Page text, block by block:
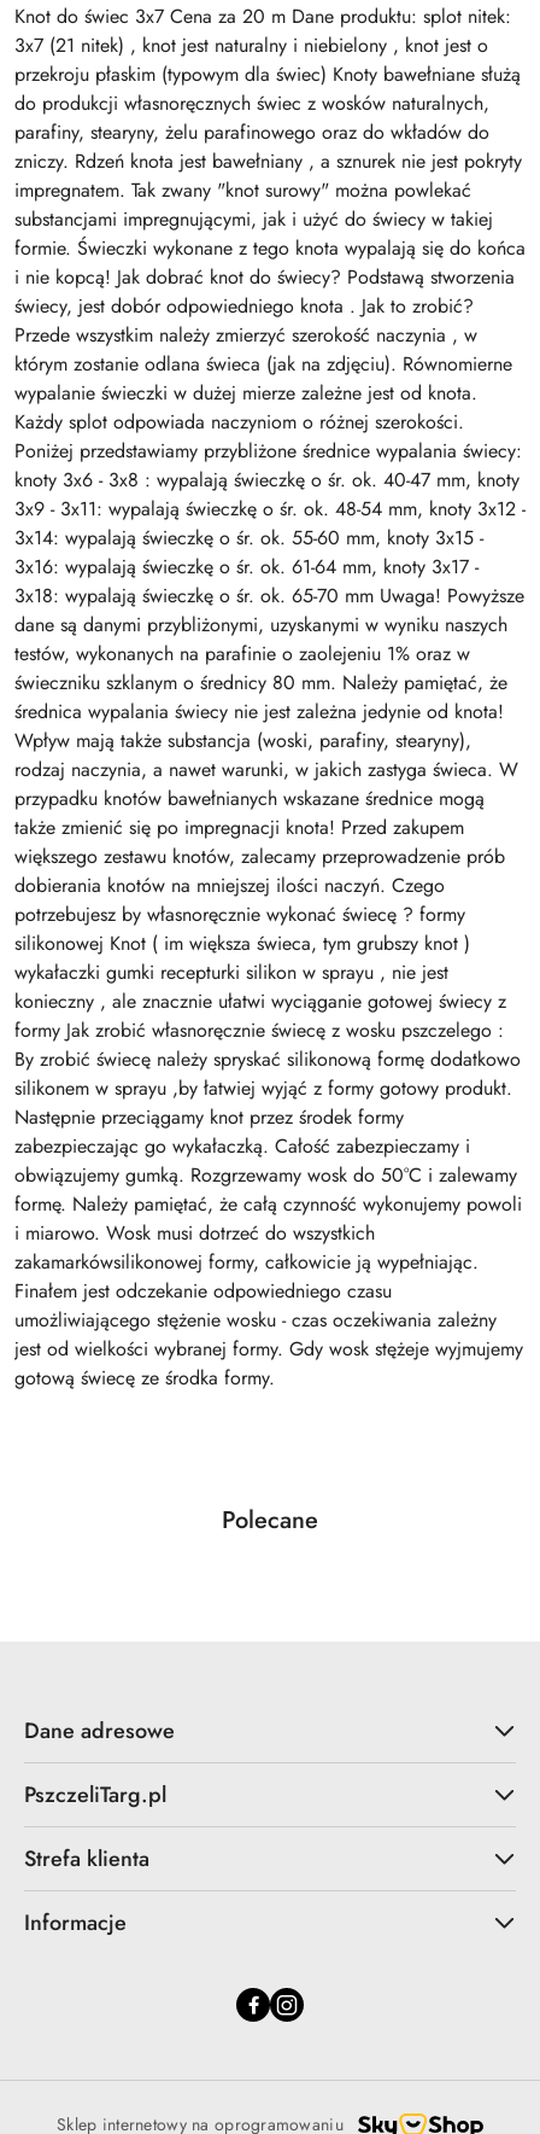
Knot do świec 3x7 Cena za 20 m Dane produktu: splot nitek:
3x7 (21 nitek) , knot jest naturalny i niebielony , knot jest o
przekroju płaskim (typowym dla świec) Knoty bawełniane służą
do produkcji własnoręcznych świec z wosków naturalnych,
parafiny, stearyny, żelu parafinowego oraz do wkładów do
zniczy. Rdzeń knota jest bawełniany , a sznurek nie jest pokryty
impregnatem. Tak zwany "knot surowy" można powlekać
substancjami impregnującymi, jak i użyć do świecy w takiej
formie. Świeczki wykonane z tego knota wypalają się do końca
i nie kopcą! Jak dobrać knot do świecy? Podstawą stworzenia
świecy, jest dobór odpowiedniego knota . Jak to zrobić?
Przede wszystkim należy zmierzyć szerokość naczynia , w
którym zostanie odlana świeca (jak na zdjęciu). Równomierne
wypalanie świeczki w dużej mierze zależne jest od knota.
Każdy splot odpowiada naczyniom o różnej szerokości.
Poniżej przedstawiamy przybliżone średnice wypalania świecy:
knoty 3x6 - 3x8 : wypalają świeczkę o śr. ok. 40-47 mm, knoty
3x9 - 3x11: wypalają świeczkę o śr. ok. 48-54 mm, knoty 3x12 -
3x14: wypalają świeczkę o śr. ok. 55-60 mm, knoty 3x15 -
3x16: wypalają świeczkę o śr. ok. 61-64 mm, knoty 3x17 -
3x18: wypalają świeczkę o śr. ok. 65-70 mm Uwaga! Powyższe
dane są danymi przybliżonymi, uzyskanymi w wyniku naszych
testów, wykonanych na parafinie o zaolejeniu 1% oraz w
świeczniku szklanym o średnicy 80 mm. Należy pamiętać, że
średnica wypalania świecy nie jest zależna jedynie od knota!
Wpływ mają także substancja (woski, parafiny, stearyny),
rodzaj naczynia, a nawet warunki, w jakich zastyga świeca. W
przypadku knotów bawełnianych wskazane średnice mogą
także zmienić się po impregnacji knota! Przed zakupem
większego zestawu knotów, zalecamy przeprowadzenie prób
dobierania knotów na mniejszej ilości naczyń. Czego
potrzebujesz by własnoręcznie wykonać świecę ? formy
silikonowej Knot ( im większa świeca, tym grubszy knot )
wykałaczki gumki recepturki silikon w sprayu , nie jest
konieczny , ale znacznie ułatwi wyciąganie gotowej świecy z
formy Jak zrobić własnoręcznie świecę z wosku pszczelego :
By zrobić świecę należy spryskać silikonową formę dodatkowo
silikonem w sprayu ,by łatwiej wyjąć z formy gotowy produkt.
Następnie przeciągamy knot przez środek formy
zabezpieczając go wykałaczką. Całość zabezpieczamy i
obwiązujemy gumką. Rozgrzewamy wosk do 50°C i zalewamy
formę. Należy pamiętać, że całą czynność wykonujemy powoli
i miarowo. Wosk musi dotrzeć do wszystkich
zakamarkówsilikonowej formy, całkowicie ją wypełniając.
Finałem jest odczekanie odpowiedniego czasu
umożliwiającego stężenie wosku - czas oczekiwania zależny
jest od wielkości wybranej formy. Gdy wosk stężeje wyjmujemy
gotową świecę ze środka formy.
Pomiń karuzelę produktów
Produkty
Polecane
Dane adresowe
PszczeliTarg.pl
Strefa klienta
Informacje
Sklep internetowy na oprogramowaniu